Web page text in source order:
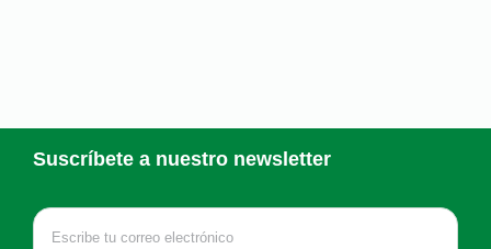
Suscríbete a nuestro newsletter